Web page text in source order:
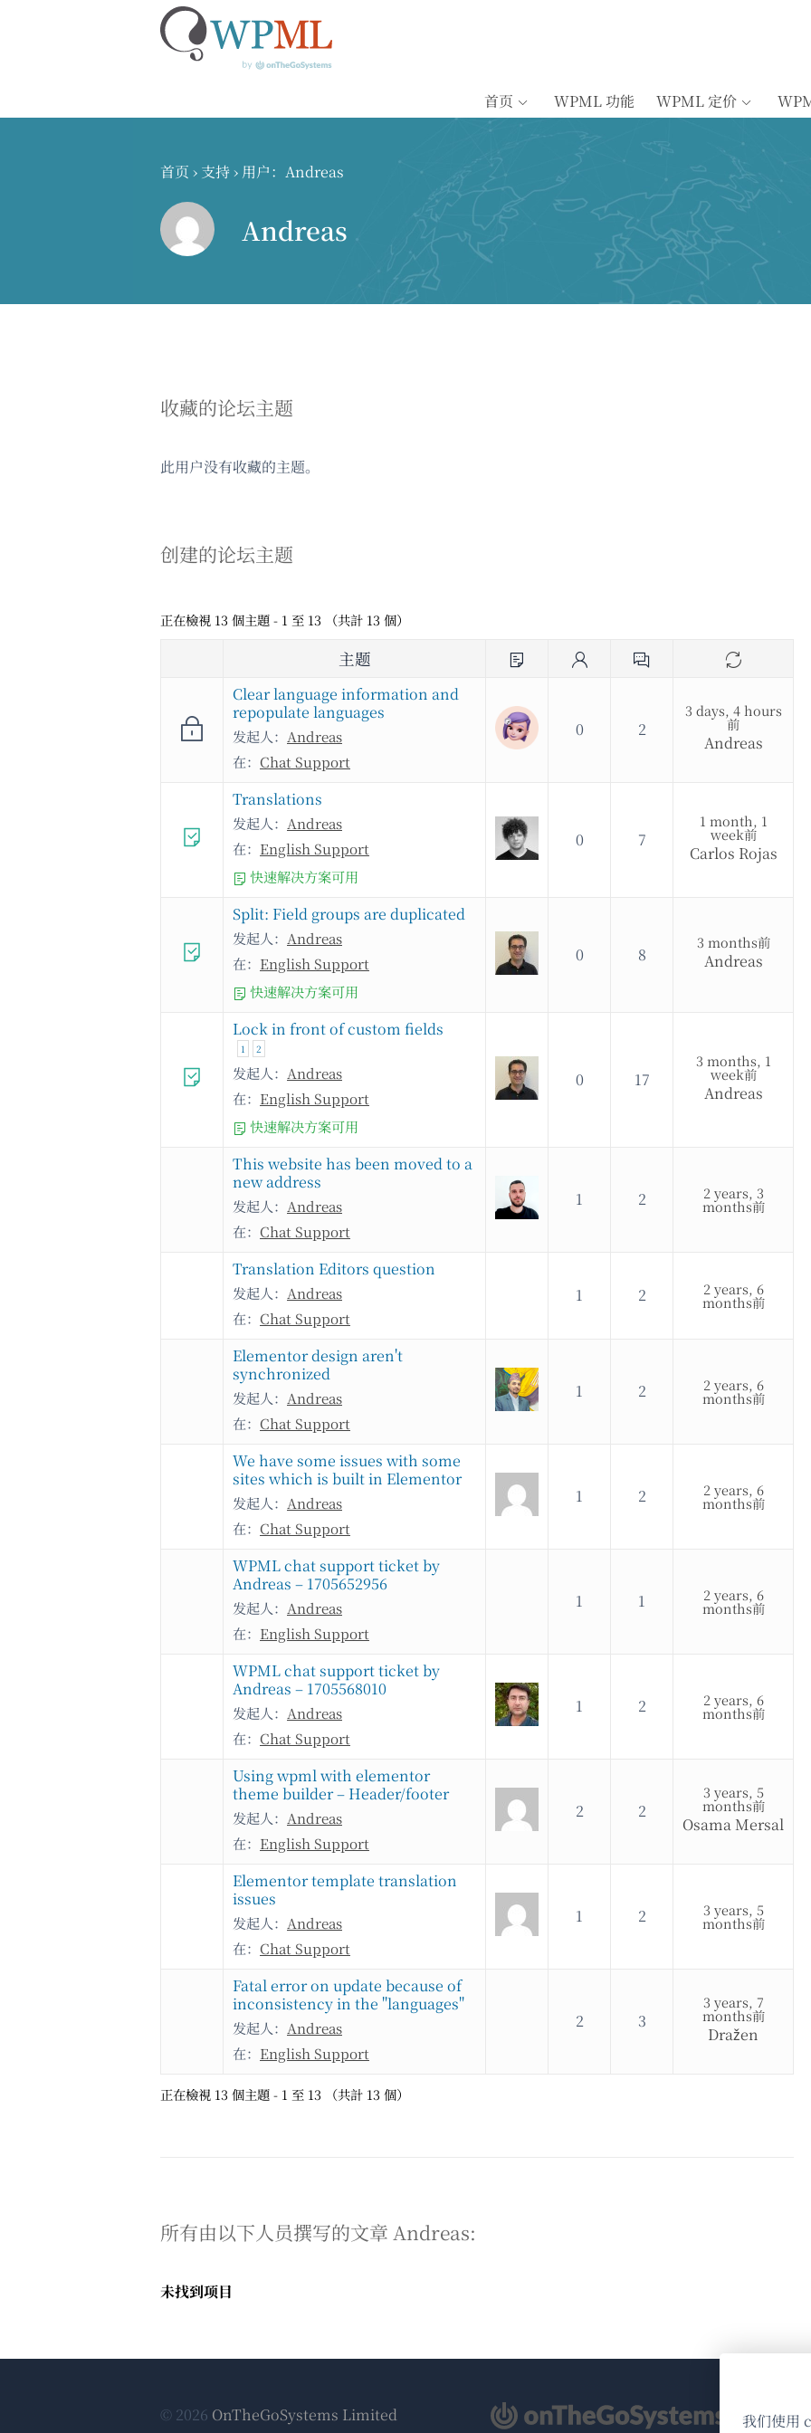
我们使用
首页 WPML 功能 WPML 定价
首页 › 支持› 用户：Andreas
Andreas
收藏的论坛主题
此用户没有收藏的主题。
创建的论坛主题
正在檢視 13 個主題 - 1 至 13 （共計 13 個）
主题
Clear language information and
repopulate languages
发起人： Andreas
在： Chat Support
0 2
3 days, 4 hours
前
Andreas
Translations
发起人： Andreas
在： English Support
快速解决方案可用
0 7
1 month, 1
week前
Carlos Rojas
Split: Field groups are duplicated
发起人： Andreas
在： English Support
快速解决方案可用
0 8
3 months前
Andreas
Lock in front of custom fields
1 2
发起人： Andreas
在： English Support
快速解决方案可用
0 17
3 months, 1
week前
Andreas
This website has been moved to a
new address
发起人： Andreas
在： Chat Support
1 2 2 years, 3
months前
Translation Editors question
发起人： Andreas
在： Chat Support
1 2 2 years, 6
months前
Elementor design aren't
synchronized
发起人： Andreas
在： Chat Support
1 2 2 years, 6
months前
We have some issues with some
sites which is built in Elementor
发起人： Andreas
在： Chat Support
1 2 2 years, 6
months前
WPML chat support ticket by
Andreas – 1705652956
发起人： Andreas
在： English Support
1 1 2 years, 6
months前
WPML chat support ticket by
Andreas – 1705568010
发起人： Andreas
在： Chat Support
1 2 2 years, 6
months前
Using wpml with elementor
theme builder – Header/footer
发起人： Andreas
在： English Support
2 2
3 years, 5
months前
Osama Mersal
Elementor template translation
issues
发起人： Andreas
在： Chat Support
1 2 3 years, 5
months前
Fatal error on update because of
inconsistency in the "languages"
发起人： Andreas
在： English Support
2 3
3 years, 7
months前
Dražen
正在檢視 13 個主題 - 1 至 13 （共計 13 個）
所有由以下人员撰写的文章 Andreas:
未找到项目
© 2026 OnTheGoSystems Limited